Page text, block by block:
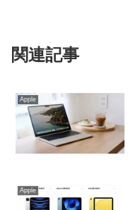
関連記事
Apple
Apple